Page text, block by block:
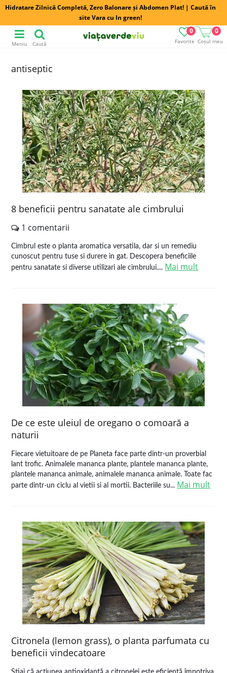
Hidratare Zilnică Completă, Zero Balonare și Abdomen Plat! | Caută în
site Vara cu In green!
Favorite
0
Coșul meu
0
Meniu Caută
antiseptic
8 beneficii pentru sanatate ale cimbrului
1 comentarii
Cimbrul este o planta aromatica versatila, dar si un remediu
cunoscut pentru tuse si durere in gat. Descopera beneficiile
pentru sanatate si diverse utilizari ale cimbrului.... Mai mult
De ce este uleiul de oregano o comoară a
naturii
Fiecare vietuitoare de pe Planeta face parte dintr-un proverbial
lant trofic. Animalele mananca plante, plantele mananca plante,
plantele mananca animale, animalele mananca animale. Toate fac
parte dintr-un ciclu al vietii si al mortii. Bacteriile su... Mai mult
Citronela (lemon grass), o planta parfumata cu
beneficii vindecatoare